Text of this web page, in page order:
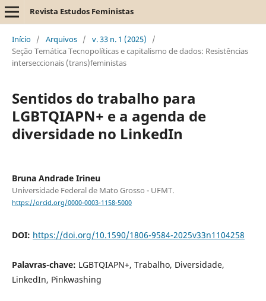
Revista Estudos Feministas
Início / Arquivos / v. 33 n. 1 (2025)
/
Seção Temática Tecnopolíticas e capitalismo de dados: Resistências
interseccionais (trans)feministas
Sentidos do trabalho para
LGBTQIAPN+ e a agenda de
diversidade no LinkedIn
Bruna Andrade Irineu
Universidade Federal de Mato Grosso - UFMT.
https://orcid.org/0000-0003-1158-5000
DOI: https://doi.org/10.1590/1806-9584-2025v33n1104258
Palavras-chave: LGBTQIAPN+, Trabalho, Diversidade,
LinkedIn, Pinkwashing